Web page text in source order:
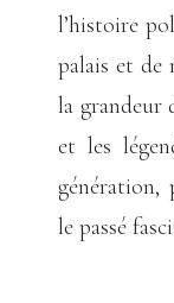
l’histoire
palais et de
la grandeur
et les
génération,
le passé